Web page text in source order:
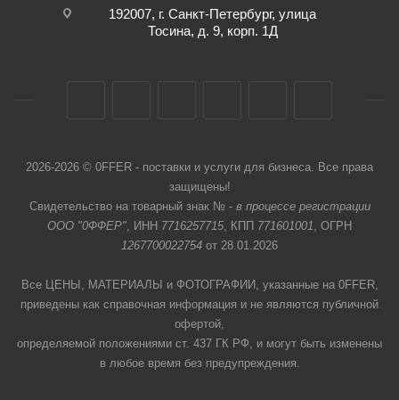
192007, г. Санкт-Петербург, улица
Тосина, д. 9, корп. 1Д
2026-2026 © 0FFER - поставки и услуги для бизнеса. Все права
защищены!
Свидетельство на товарный знак № - в процессе регистрации
ООО "0ФФЕР", ИНН 7716257715, КПП 771601001, ОГРН
1267700022754 от 28.01.2026
Все ЦЕНЫ, МАТЕРИАЛЫ и ФОТОГРАФИИ, указанные на 0FFER,
приведены как справочная информация и не являются публичной
офертой,
определяемой положениями ст. 437 ГК РФ, и могут быть изменены
в любое время без предупреждения.